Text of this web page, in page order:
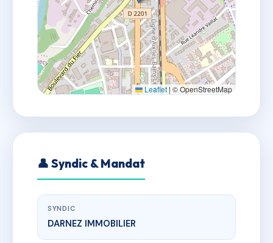
Leaflet | © OpenStreetMap
👤 Syndic & Mandat
SYNDIC
DARNEZ IMMOBILIER